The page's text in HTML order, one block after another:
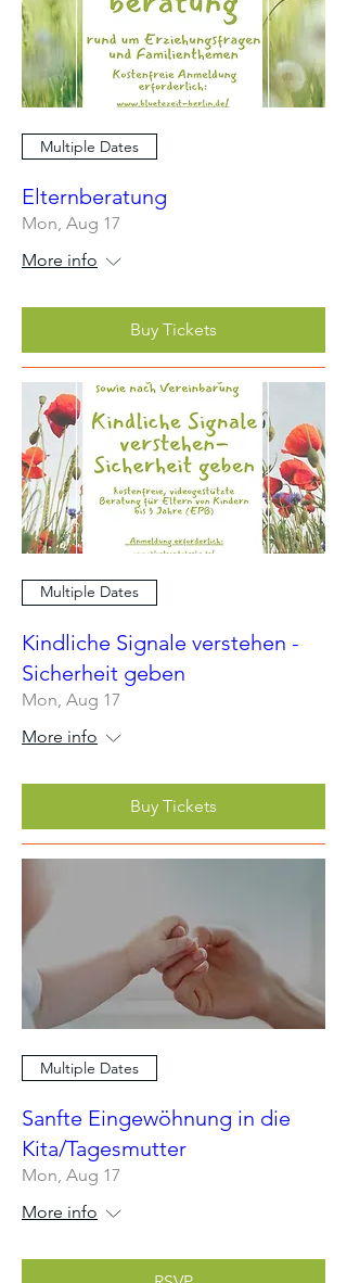
Multiple Dates
Elternberatung
Mon, Aug 17
More info
Buy Tickets
Multiple Dates
Kindliche Signale verstehen -
Sicherheit geben
Mon, Aug 17
More info
Buy Tickets
Multiple Dates
Sanfte Eingewöhnung in die
Kita/Tagesmutter
Mon, Aug 17
More info